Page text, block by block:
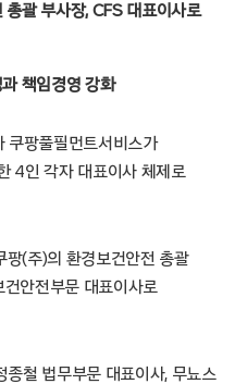
괄 부사장, CFS 대표이사로
책임경영 강화
쿠팡풀필먼트서비스가
4인 각자 대표이사 체제로
팡(주)의 환경보건안전 총괄
안전부문 대표이사로
철 법무부문 대표이사, 무뇨스